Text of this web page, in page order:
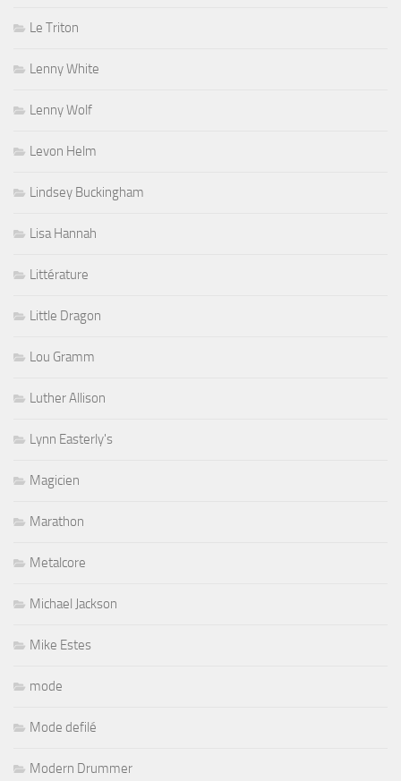
Le Triton
Lenny White
Lenny Wolf
Levon Helm
Lindsey Buckingham
Lisa Hannah
Littérature
Little Dragon
Lou Gramm
Luther Allison
Lynn Easterly's
Magicien
Marathon
Metalcore
Michael Jackson
Mike Estes
mode
Mode defilé
Modern Drummer